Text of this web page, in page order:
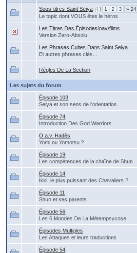
Sous-titres Saint Seiya 1 2 3 » 24
Le topic dont VOUS êtes le héros
Les Titres Des Épisodes/oav/films
Version Zero-Absolu
Les Phrases Cultes Dans Saint Seiya
Et autres phrases clés...
Règles De La Section
Les sujets du forum
Épisode 103
Seiya et son sens de l'orientation
Épisode 74
Introduction Des God Warriors
O.a.v. Hadès
Yomi ou Yomotsu ?
Épisode 19
Les compétences de la chaîne de Shun
Épisode 14
Ikki, le plus puissant des Chevaliers ?
Épisode 11
Shun et ses parents
Épisode 56
Les 6 Mondes De La Métempsycose
Épisodes Multiples
Les Attaques et leurs traductions
Épisode 54